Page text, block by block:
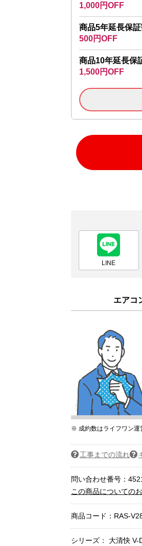
1,000円OFF
商品5年延長保
500円OFF
商品10年延長保
1,500円OFF
LINE
エアコ
※ 成約数はライフワン運
工事までの流れ
問い合わせ番号：
この商品についての
商品コード： RAS-
シリーズ： 大清快 V-